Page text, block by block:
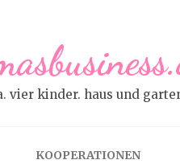
vier kinder. haus und
KOOPERATIONEN